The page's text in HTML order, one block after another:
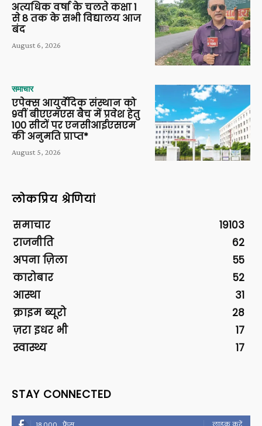
अत्यधिक वर्षा के चलते कक्षा 1
से 8 तक के सभी विद्यालय आज
बंद
August 6, 2026
समाचार
एपेक्स आयुर्वेदिक संस्थान को
9वीं बीएएमएस बैच में प्रवेश हेतु
100 सीटों पर एनसीआईएसएम
की अनुमति प्राप्त*
August 5, 2026
लोकप्रिय श्रेणियां
समाचार
19103
राजनीति
62
अपना ज़िला
55
कारोबार
52
आस्था
31
क्राइम ब्यूरो
28
ज़रा इधर भी
17
स्वास्थ्य
17
STAY CONNECTED